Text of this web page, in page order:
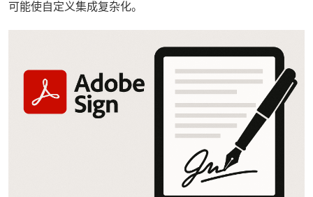
可能使自定义集成复杂化。